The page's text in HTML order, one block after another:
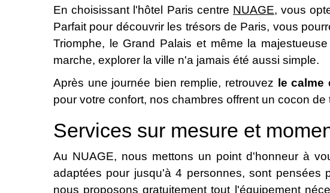
En choisissant l'hôtel Paris centre NUAGE, vous
Parfait pour découvrir les trésors de Paris, vous
Triomphe, le Grand Palais et même la
marche, explorer la ville n'a jamais été aussi simple.
Après une journée bien remplie, retrouvez le calme
pour votre confort, nos chambres offrent un cocon
Services sur mesure et
Au NUAGE, nous mettons un point d'honneur à
adaptées pour jusqu'à 4 personnes, sont pensées
nous proposons gratuitement tout l'équipement